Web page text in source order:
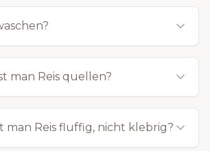
man Reis quellen?
man Reis fluffig, nicht klebrig?